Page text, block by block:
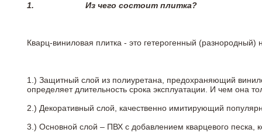
1. Из чего состоит плитка?
Кварц-виниловая плитка - это гетерогенный
1.) Защитный слой из полиуретана, предохраняющий
определяет длительность срока эксплуатации. И чем она
2.) Декоративный слой, качественно имитирующий
3.) Основной слой – ПВХ с добавлением кварцевого песка,